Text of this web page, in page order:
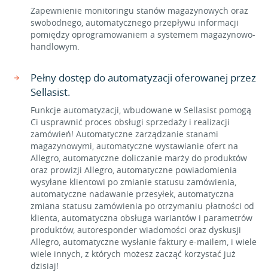
Zapewnienie monitoringu stanów magazynowych oraz
swobodnego, automatycznego przepływu informacji
pomiędzy oprogramowaniem a systemem magazynowo-
handlowym.
Pełny dostęp do automatyzacji oferowanej przez
Sellasist.
Funkcje automatyzacji, wbudowane w Sellasist pomogą
Ci usprawnić proces obsługi sprzedaży i realizacji
zamówień! Automatyczne zarządzanie stanami
magazynowymi, automatyczne wystawianie ofert na
Allegro, automatyczne doliczanie marży do produktów
oraz prowizji Allegro, automatyczne powiadomienia
wysyłane klientowi po zmianie statusu zamówienia,
automatyczne nadawanie przesyłek, automatyczna
zmiana statusu zamówienia po otrzymaniu płatności od
klienta, automatyczna obsługa wariantów i parametrów
produktów, autoresponder wiadomości oraz dyskusji
Allegro, automatyczne wysłanie faktury e-mailem, i wiele
wiele innych, z których możesz zacząć korzystać już
dzisiaj!